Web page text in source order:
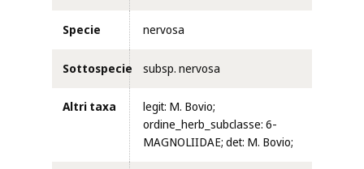
Specie nervosa
Sottospecie subsp. nervosa
Altri taxa
legit: M. Bovio;
ordine_herb_subclasse: 6-
MAGNOLIIDAE; det: M. Bovio;